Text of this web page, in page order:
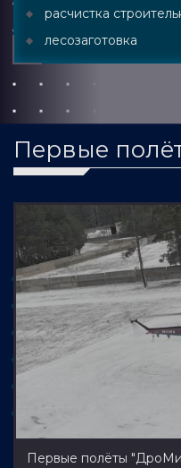
расчистка
лесозаготовка
Первые
Первые полёты